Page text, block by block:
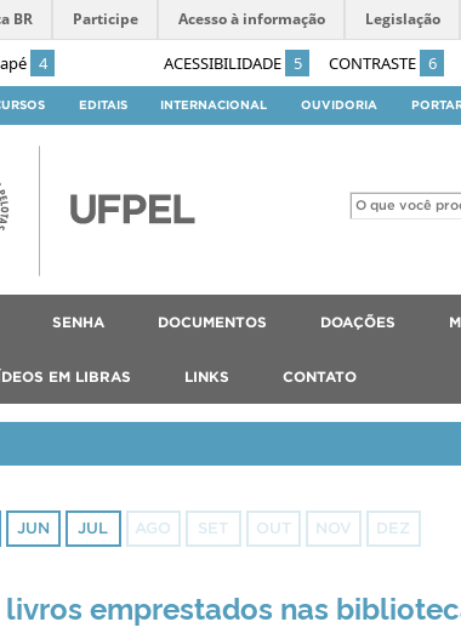
4 ACESSIBILIDADE 5 CONTRASTE 6
BR Participe Acesso à informação Legislação
EDITAIS INTERNACIONAL OUVIDORIA
SENHA DOCUMENTOS DOAÇÕES
EM LIBRAS LINKS CONTATO
JUN JUL AGO SET OUT NOV DEZ
emprestados nas